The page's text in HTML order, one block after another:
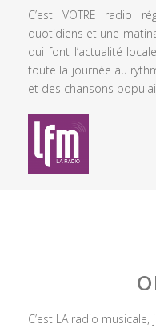
C’est VOTRE radio
quotidiens et une
qui font l’actualité
toute la journée au
et des chansons
C’est LA radio